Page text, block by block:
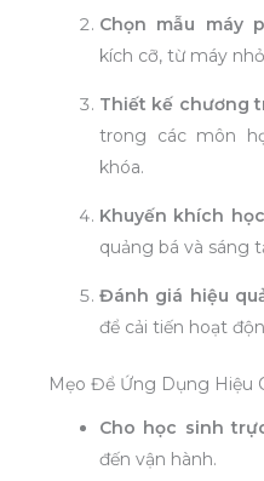
Chọn mẫu máy
kích cỡ, từ máy
Thiết kế chương
trong các môn
khóa.
Khuyến khích
quảng bá và sáng
Đánh giá hiệu
để cải tiến hoạt
Mẹo Để Ứng Dụng Hiệu
Cho học sinh
đến vận hành.